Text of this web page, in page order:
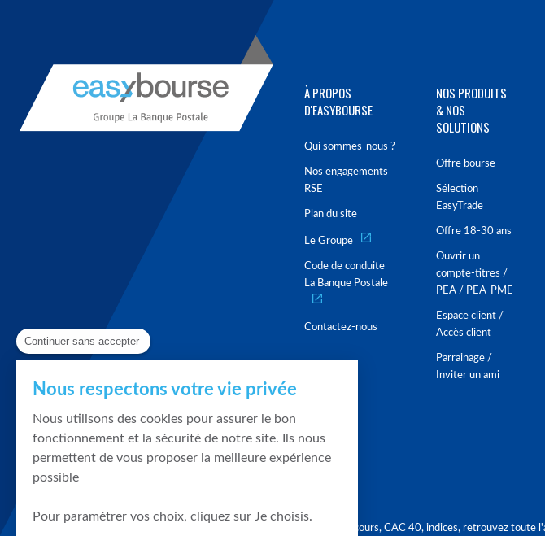
À PROPOS
D'EASYBOURSE
Qui sommes-nous ?
Nos engagements
RSE
Plan du site
Le Groupe
Code de conduite
La Banque Postale
Contactez-nous
NOS PRODUITS
& NOS
SOLUTIONS
Offre bourse
Sélection
EasyTrade
Offre 18-30 ans
Ouvrir un
compte-titres /
PEA / PEA-PME
Espace client /
Accès client
Parrainage /
Inviter un ami
Graphique, cours, CAC 40, indices, retrouvez toute
Continuer sans accepter
Nous respectons votre vie privée
Nous utilisons des cookies pour assurer le bon
fonctionnement et la sécurité de notre site. Ils nous
permettent de vous proposer la meilleure expérience
possible
Pour paramétrer vos choix, cliquez sur Je choisis.